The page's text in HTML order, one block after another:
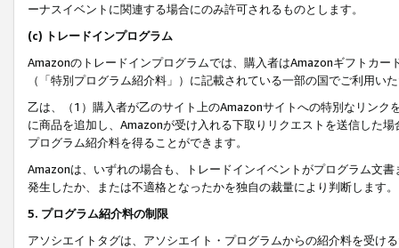
ーナスイベントに関連する場合にのみ許可されるものとします。
(c) トレードインプログラム
Amazonのトレードインプログラムでは、購入者はAmazonギフトカ
（「特別プログラム紹介料」）に記載されている一部の国でご利用い
乙は、（1）購入者が乙のサイト上のAmazonサイトへの特別なリン
に商品を追加し、Amazonが受け入れる下取りリクエストを送信した
プログラム紹介料を得ることができます。
Amazonは、いずれの場合も、トレードインイベントがプログラム文
発生したか、または不適格となったかを独自の裁量により判断します。
5. プログラム紹介料の制限
アソシエイトタグは、アソシエイト・プログラムからの紹介料を受け